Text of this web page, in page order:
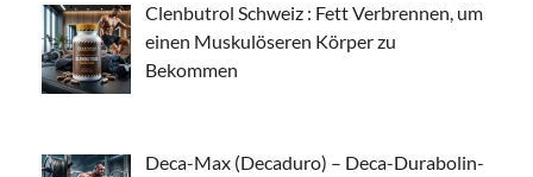
Clenbutrol Schweiz : Fett Verbrennen, um
einen Muskulöseren Körper zu
Bekommen
Deca-Max (Decaduro) – Deca-Durabolin-